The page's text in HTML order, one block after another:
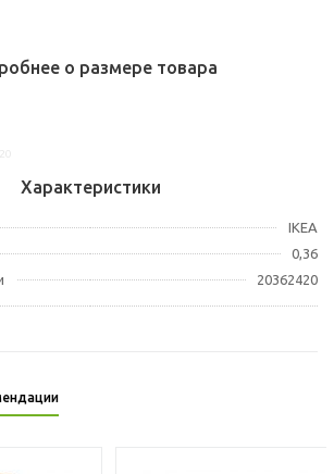
о размере товара
Характеристики
IKEA
0,36
20362420